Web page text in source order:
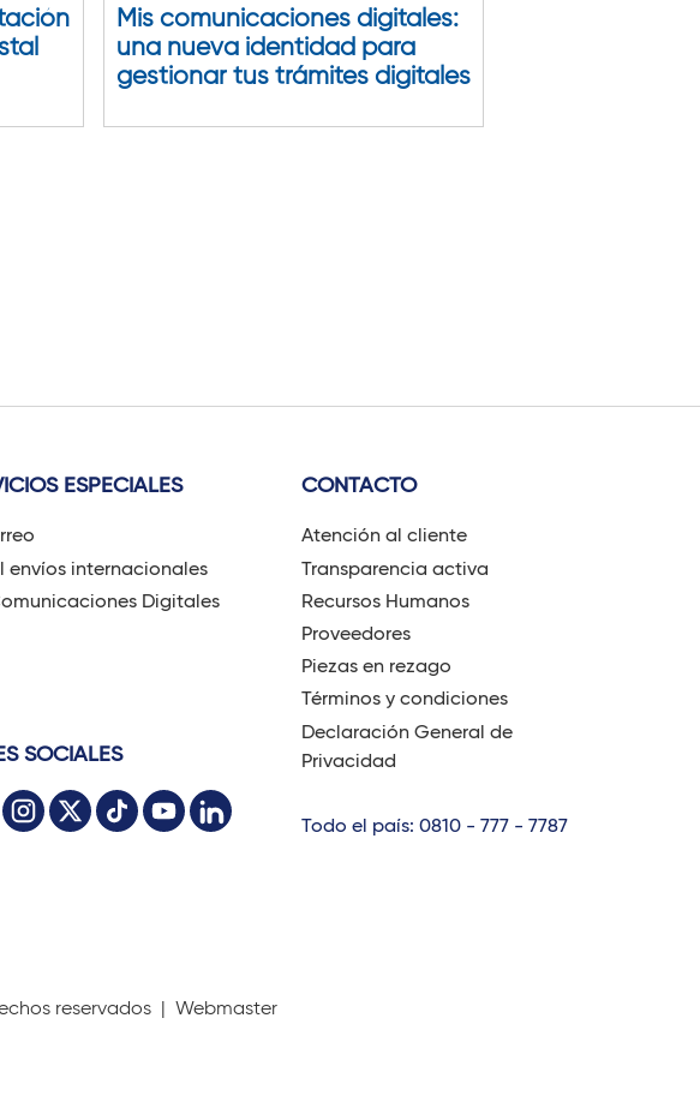
Mis comunicaciones digitales:
una nueva identidad para
gestionar tus trámites digitales
ESPECIALES
envíos internacionales
Digitales
SOCIALES
CONTACTO
Atención al cliente
Transparencia activa
Recursos Humanos
Proveedores
Piezas en rezago
Términos y condiciones
Declaración General de
Privacidad
Todo el país: 0810 - 777 - 7787
reservados | Webmaster